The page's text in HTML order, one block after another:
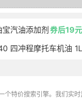
汽油添加剂 券后19元
四冲程摩托车机油
特价搜索引擎。我们实